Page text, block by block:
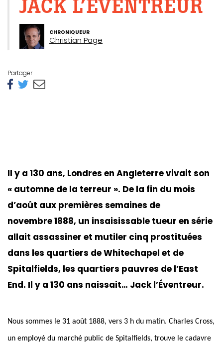
JACK L’ÉVENTREUR
CHRONIQUEUR
Christian Page
Partager
Il y a 130 ans, Londres en Angleterre vivait son
« automne de la terreur ». De la fin du mois
d’août aux premières semaines de
novembre 1888, un insaisissable tueur en série
allait assassiner et mutiler cinq prostituées
dans les quartiers de Whitechapel et de
Spitalfields, les quartiers pauvres de l’East
End. Il y a 130 ans naissait… Jack l’Éventreur.
Nous sommes le 31 août 1888, vers 3 h du matin. Charles Cross,
un employé du marché public de Spitalfields, trouve le cadavre